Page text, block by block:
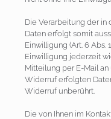
Die Verarbeitung der
Daten erfolgt somit
Einwilligung (Art. 6 Abs.
Einwilligung jederzeit
Mitteilung per E-Mail
Widerruf erfolgten
Widerruf unberührt.
Die von Ihnen im